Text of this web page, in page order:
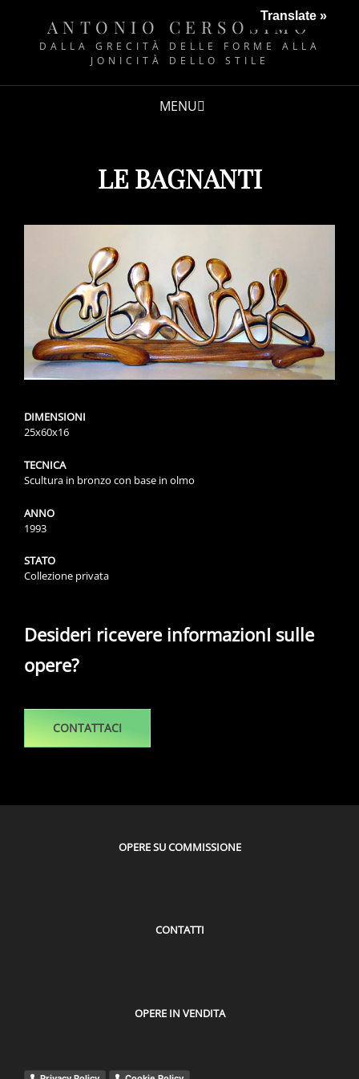
ANTONIO CERSOSIMO
DALLA GRECITÀ DELLE FORME ALLA
JONICITÀ DELLO STILE
MENU
LE BAGNANTI
DIMENSIONI
25x60x16
TECNICA
Scultura in bronzo con base in olmo
ANNO
1993
STATO
Collezione privata
Desideri ricevere informazionI sulle
opere?
CONTATTACI
OPERE SU COMMISSIONE
CONTATTI
OPERE IN VENDITA
Translate »